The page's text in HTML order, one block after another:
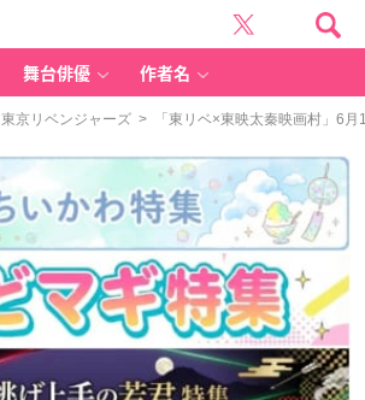
舞台俳優 作者名
東京リベンジャーズ > 「東リベ×東映太秦映画村」6月